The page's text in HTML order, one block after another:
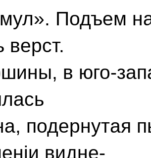
Подъем
верст.
в юго-
подернутая
видне-